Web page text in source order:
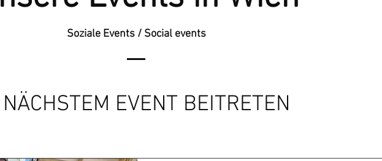
Soziale Events / Social events
EVENT BEITRETEN